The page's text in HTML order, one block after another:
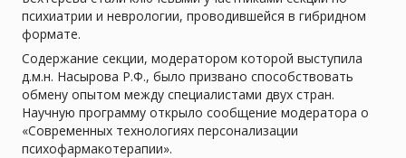
психиатрии и неврологии, проводившейся в гибридном
формате.
Содержание секции, модератором которой выступила
д.м.н. Насырова Р.Ф., было призвано способствовать
обмену опытом между специалистами двух стран.
Научную программу открыло сообщение модератора о
«Современных технологиях персонализации
психофармакотерапии».